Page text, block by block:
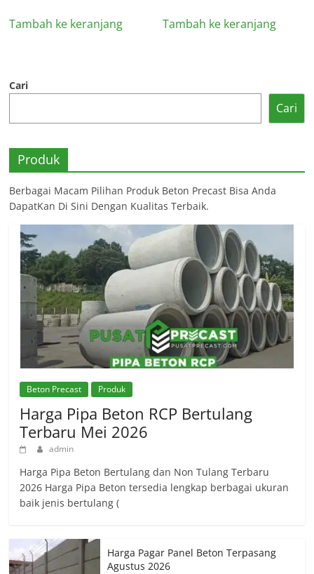
Tambah ke keranjang Tambah ke keranjang
Cari
Cari
Produk
Berbagai Macam Pilihan Produk Beton Precast Bisa Anda
DapatKan Di Sini Dengan Kualitas Terbaik.
Beton Precast Produk
Harga Pipa Beton RCP Bertulang
Terbaru Mei 2026
admin
Harga Pipa Beton Bertulang dan Non Tulang Terbaru
2026 Harga Pipa Beton tersedia lengkap berbagai ukuran
baik jenis bertulang (
Harga Pagar Panel Beton Terpasang
Agustus 2026